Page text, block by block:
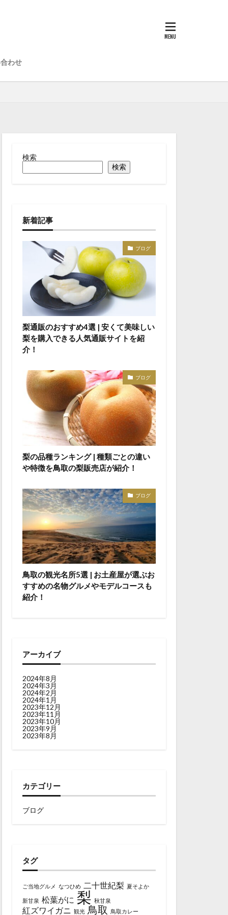
わせ
検索
検索
新着記事
ブログ
梨通販のおすすめ4選 | 安くて美味しい
梨を購入できる人気通販サイトを紹
介！
ブログ
梨の品種ランキング | 種類ごとの違い
や特徴を鳥取の梨販売店が紹介！
ブログ
鳥取の観光名所5選 | お土産屋が選ぶお
すすめの名物グルメやモデルコースも
紹介！
アーカイブ
2024年8月
2024年3月
2024年2月
2024年1月
2023年12月
2023年11月
2023年10月
2023年9月
2023年8月
カテゴリー
ブログ
タグ
ご当地グルメ なつひめ 二十世紀梨 夏そよか
新甘泉 松葉がに 梨 秋甘泉
紅ズワイガニ 観光 鳥取 鳥取カレー